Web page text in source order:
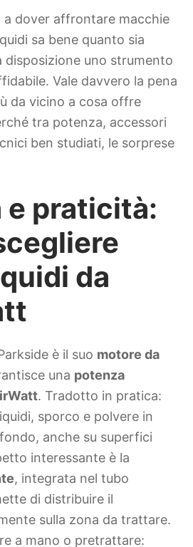
a dover affrontare macchie
sa bene quanto sia
disposizione uno strumento
Vale davvero la pena
da vicino a cosa offre
tra potenza, accessori
ben studiati, le sorprese
e praticità:
da
è il suo motore da
una potenza
. Tradotto in pratica:
sporco e polvere in
anche su superfici
interessante è la
, integrata nel tubo
di distribuire il
sulla zona da trattare.
a mano o pretrattare: